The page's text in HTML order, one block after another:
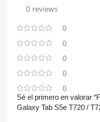
0 reviews
0
0
0
0
0
Sé el primero en valorar
Galaxy Tab S5e T720 /